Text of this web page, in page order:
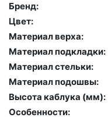
Бренд:
Цвет:
Материал верха:
Материал подкладки:
Материал стельки:
Материал подошвы:
Высота каблука (мм):
Особенности: